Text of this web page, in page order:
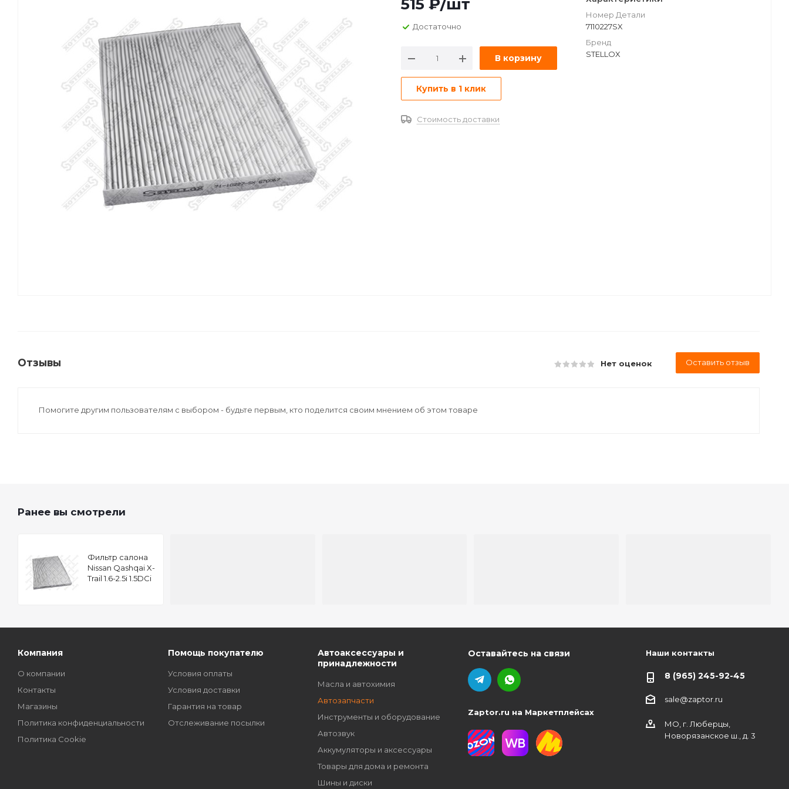
515 ₽/шт
Достаточно
В корзину
Купить в 1 клик
Стоимость доставки
Номер Детали
7110227SX
Бренд
STELLOX
Отзывы Нет оценок Оставить отзыв
Помогите другим пользователям с выбором - будьте первым, кто поделится своим мнением об этом товаре
Ранее вы смотрели
Фильтр салона
Nissan Qashqai X-
Trail 1.6-2.5i 1.5DCi
Компания
О компании
Контакты
Магазины
Политика конфиденциальности
Политика Cookie
Помощь покупателю
Условия оплаты
Условия доставки
Гарантия на товар
Отслеживание посылки
Автоаксессуары и
принадлежности
Масла и автохимия
Автозапчасти
Инструменты и оборудование
Автозвук
Аккумуляторы и аксессуары
Товары для дома и ремонта
Шины и диски
Оставайтесь на связи
Zaptor.ru на Маркетплейсах
Наши контакты
8 (965) 245-92-45
sale@zaptor.ru
МО, г. Люберцы,
Новорязанское ш., д. 3